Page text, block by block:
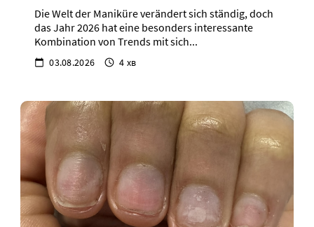
Die Welt der Maniküre verändert sich ständig, doch
das Jahr 2026 hat eine besonders interessante
Kombination von Trends mit sich...
03.08.2026 4 хв